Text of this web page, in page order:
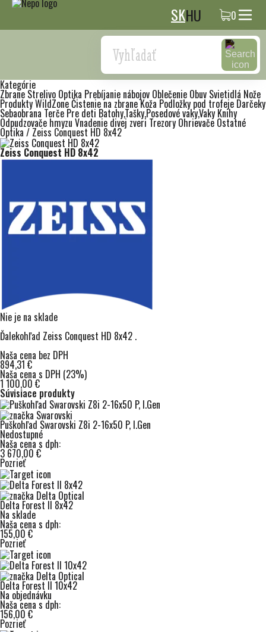
SKHU 0
Search
Kategórie
Zbrane Strelivo Optika Prebíjanie nábojov Oblečenie Obuv Svietidlá Nože
Produkty WildZoneČistenie na zbraneKoža Podložky pod trofeje Darčeky
Sebaobrana Terče Pre deti Batohy,Tašky,Posedové vaky,Vaky Knihy
Odpudzovače hmyzu Vnadenie divej zveri Trezory Ohrievače Ostatné
Optika / Zeiss Conquest HD 8x42
Zeiss Conquest HD 8x42
Nie je na sklade
Ďalekohľad Zeiss Conquest HD 8x42 .
Naša cena bez DPH
894,31 €
Naša cena s DPH (23%)
1 100,00 €
Súvisiace produkty
Puškohľad Swarovski Z8i 2-16x50 P, I.Gen
Nedostupné
Naša cena s dph:
3 670,00 €
Pozrieť
Delta Forest II 8x42
Na sklade
Naša cena s dph:
155,00 €
Pozrieť
Delta Forest II 10x42
Na objednávku
Naša cena s dph:
156,00 €
Pozrieť